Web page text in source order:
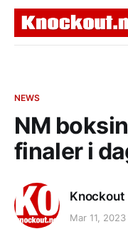
NEWS
NM
finaler i
Knockout
Mar 11, 2023